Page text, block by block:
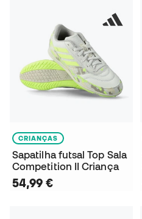
CRIANÇAS
Sapatilha futsal Top Sala
Competition II Criança
54,99 €